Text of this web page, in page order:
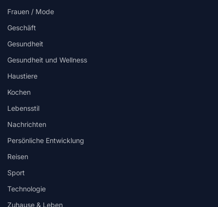
Frauen / Mode
Geschäft
Gesundheit
Gesundheit und Wellness
Haustiere
Kochen
Lebensstil
Nachrichten
Persönliche Entwicklung
Reisen
Sport
Technologie
Zuhause & Leben